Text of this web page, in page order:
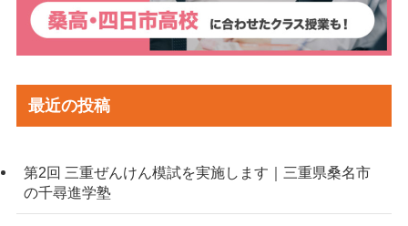
最近の投稿
第2回 三重ぜんけん模試を実施します｜三重県桑名市
の千尋進学塾